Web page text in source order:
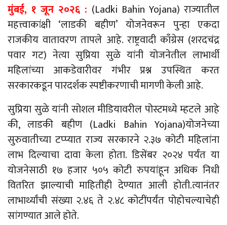
मुंबई, १ जून २०२६ : (Ladki Bahin Yojana) राज्यातील
महत्त्वाकांक्षी ‘लाडकी बहीण’ योजनेवरून पुन्हा एकदा
राजकीय वातावरण तापले आहे. राष्ट्रवादी काँग्रेस (शरदचंद्र
पवार गट) नेत्या सुप्रिया सुळे यांनी योजनेतील लाभार्थी
महिलांच्या आकडेवारीवर गंभीर प्रश्न उपस्थित करत
सरकारकडून पारदर्शक स्पष्टीकरणाची मागणी केली आहे.
सुप्रिया सुळे यांनी सोशल मीडियावरील पोस्टमध्ये म्हटले आहे
की, लाडकी बहीण (Ladki Bahin Yojana)योजनेच्या
सुरुवातीच्या टप्प्यात राज्य सरकारने २.३७ कोटी महिलांना
लाभ दिल्याचा दावा केला होता. डिसेंबर २०२४ पर्यंत या
योजनेसाठी १७ हजार ५०५ कोटी रुपयांहून अधिक निधी
वितरित झाल्याची माहितीही देण्यात आली होती.त्यानंतर
लाभार्थ्यांची संख्या २.४६ ते २.४८ कोटींपर्यंत पोहोचल्याचेही
सांगण्यात आले होते.